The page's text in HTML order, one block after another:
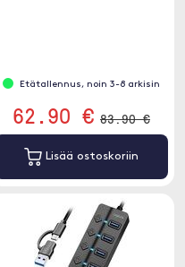
Etätallennus, noin 3-8 arkisin
62.90 € 83.90 €
Lisää ostoskoriin